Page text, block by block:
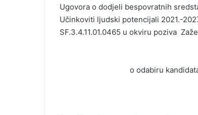
Ugovora o dodjeli bespovratnih
Učinkoviti ljudski potencijali 2021.-
SF.3.4.11.01.0465 u okviru poziva
o odabiru